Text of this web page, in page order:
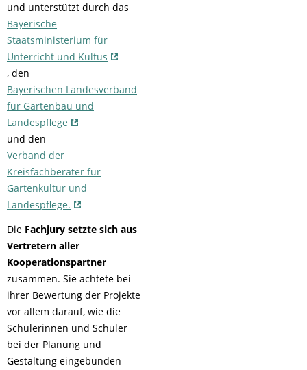
und unterstützt durch das
Bayerische
Staatsministerium für
Unterricht und Kultus
, den
Bayerischen Landesverband
für Gartenbau und
Landespflege
und den
Verband der
Kreisfachberater für
Gartenkultur und
Landespflege.
Die Fachjury setzte sich aus
Vertretern aller
Kooperationspartner
zusammen. Sie achtete bei
ihrer Bewertung der Projekte
vor allem darauf, wie die
Schülerinnen und Schüler
bei der Planung und
Gestaltung eingebunden